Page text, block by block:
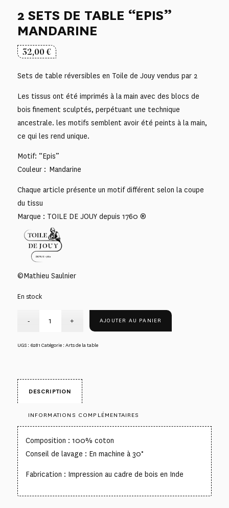
2 SETS DE TABLE “EPIS”
MANDARINE
32,00€
Sets de table réversibles en Toile de Jouy vendus par 2
Les tissus ont été imprimés à la main avec des blocs de
bois finement sculptés, perpétuant une technique
ancestrale. les motifs semblent avoir été peints à la main,
ce qui les rend unique.
Motif: “Epis”
Couleur : Mandarine
Chaque article présente un motif différent selon la coupe
du tissu
Marque : TOILE DE JOUY depuis 1760 ®
©Mathieu Saulnier
En stock
AJOUTER AU PANIER
UGS : 6281 Catégorie :Arts de la table
DESCRIPTION
INFORMATIONS COMPLÉMENTAIRES
Composition : 100% coton
Conseil de lavage : En machine à 30°
Fabrication : Impression au cadre de bois en Inde